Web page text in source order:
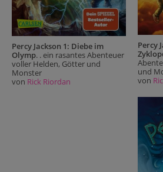
Percy Jackson 1: Diebe im
Olymp. . ein rasantes Abenteuer
voller Helden, Götter und
Monster
von Rick Riordan
Percy
und
von